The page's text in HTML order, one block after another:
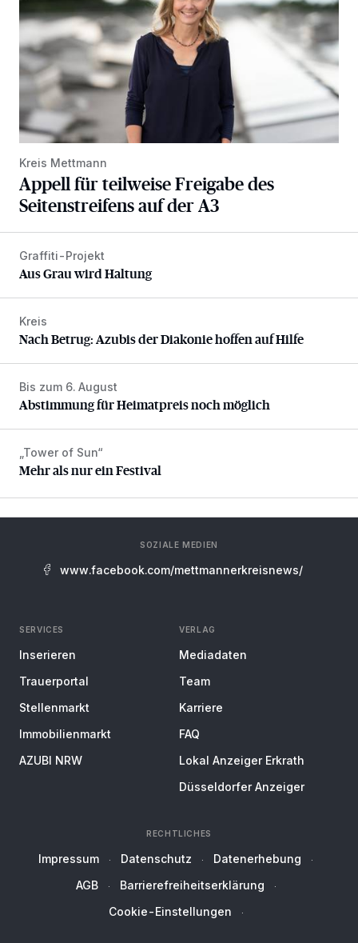
Kreis Mettmann
Appell für teilweise Freigabe des
Seitenstreifens auf der A3
Aus Grau wird Haltung
Graffiti-Projekt
Aus Grau wird Haltung
Nach Betrug: Azubis der Diakonie hoffen auf Hilfe
Kreis
Nach Betrug: Azubis der Diakonie hoffen auf Hilfe
Abstimmung für Heimatpreis noch möglich
Bis zum 6. August
Abstimmung für Heimatpreis noch möglich
Mehr als nur ein Festival
„Tower of Sun“
Mehr als nur ein Festival
SOZIALE MEDIEN
www.facebook.com/mettmannerkreisnews/
SERVICES
Inserieren
Trauerportal
Stellenmarkt
Immobilienmarkt
AZUBI NRW
VERLAG
Mediadaten
Team
Karriere
FAQ
Lokal Anzeiger Erkrath
Düsseldorfer Anzeiger
RECHTLICHES
Impressum Datenschutz
Datenerhebung
AGB
Barrierefreiheitserklärung
Cookie-Einstellungen